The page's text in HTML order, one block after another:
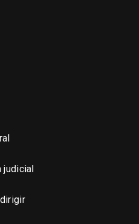
judicial